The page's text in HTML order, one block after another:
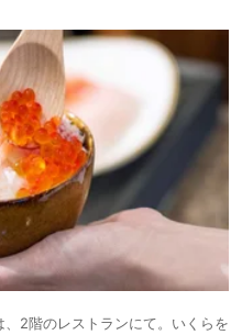
2階のレストランにて。いくらを